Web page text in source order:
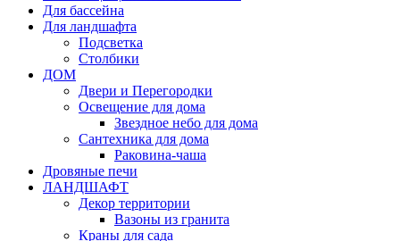
Для бассейна
Для ландшафта
Подсветка
Столбики
ДОМ
Двери и Перегородки
Освещение для дома
Звездное небо для дома
Сантехника для дома
Раковина-чаша
Дровяные печи
ЛАНДШАФТ
Декор территории
Вазоны из гранита
Краны для сада